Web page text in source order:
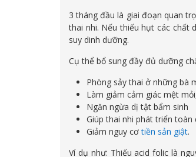
3 tháng đầu là giai đoạn quan
thai nhi. Nếu thiếu hụt các chất
suy dinh dưỡng.
Cụ thể bổ sung đầy đủ dưỡng
Phòng sảy thai ở những bà
Làm giảm cảm giác mệt
Ngăn ngừa dị tật bẩm sinh
Giúp thai nhi phát triển toàn
Giảm nguy cơtiền sản giật.
Ví dụ như: Thiếu acid folic là